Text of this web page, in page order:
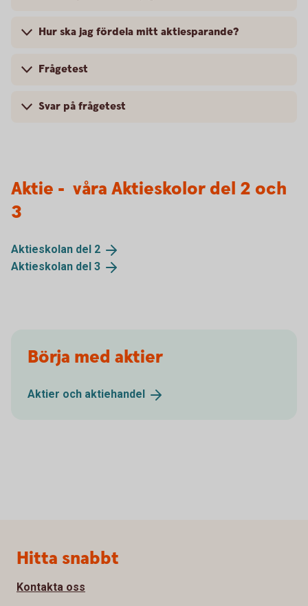
Hur ska jag fördela mitt aktiesparande?
Frågetest
Svar på frågetest
Aktie - våra Aktieskolor del 2 och
3
Aktieskolan del 2
Aktieskolan del 3
Börja med aktier
Aktier och aktiehandel
Sidfot
Hitta snabbt
Kontakta oss